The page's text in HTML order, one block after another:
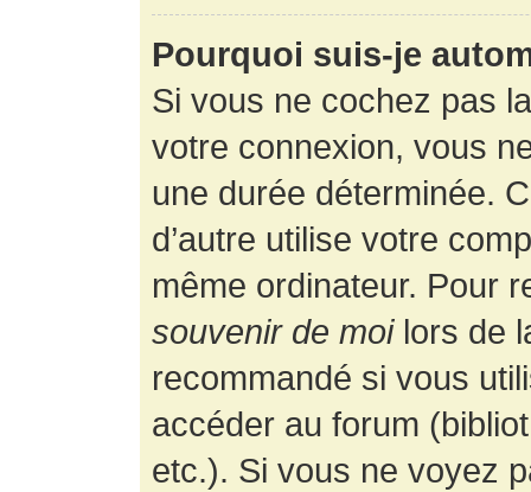
Pourquoi suis-je
Si vous ne cochez pas
votre connexion, vous
une durée déterminée.
d’autre utilise votre
même ordinateur. Pour
souvenir de moilors de
recommandé si vous
accéder au forum
etc.). Si vous ne voyez